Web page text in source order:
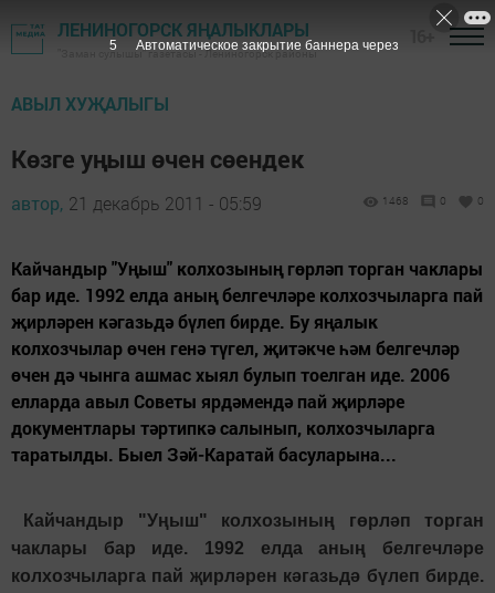
ЛЕНИНОГОРСК ЯҢАЛЫКЛАРЫ
"Заман сулышы" газетасы - Лениногорск районы
АВЫЛ ХУҖАЛЫГЫ
Көзге уңыш өчен сөендек
автор, 21 декабрь 2011 - 05:59 1468 0 0
Кайчандыр "Уңыш" колхозының гөрләп торган чаклары
бар иде. 1992 елда аның белгечләре колхозчыларга пай
җирләрен кәгазьдә бүлеп бирде. Бу яңалык
колхозчылар өчен генә түгел, җитәкче һәм белгечләр
өчен дә чынга ашмас хыял булып тоелган иде. 2006
елларда авыл Советы ярдәмендә пай җирләре
документлары тәртипкә салынып, колхозчыларга
таратылды. Быел Зәй-Каратай басуларына...
Кайчандыр "Уңыш" колхозының гөрләп торган
чаклары бар иде. 1992 елда аның белгечләре
колхозчыларга пай җирләрен кәгазьдә бүлеп бирде.
4 Автоматическое закрытие баннера через